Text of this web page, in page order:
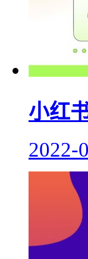
小红
2022-